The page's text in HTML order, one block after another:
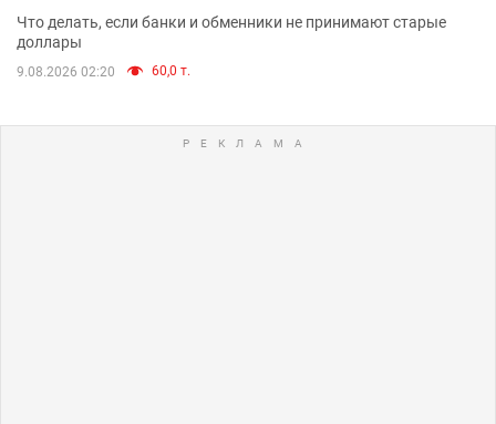
Что делать, если банки и обменники не принимают старые
доллары
9.08.2026 02:20 60,0 т.